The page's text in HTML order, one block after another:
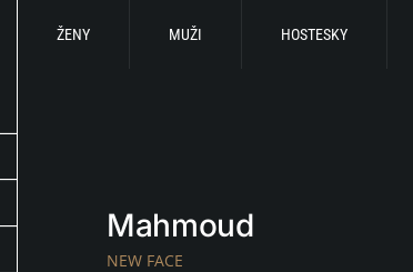
ŽENY MUŽI HOSTESKY
Mahmoud
NEW FACE